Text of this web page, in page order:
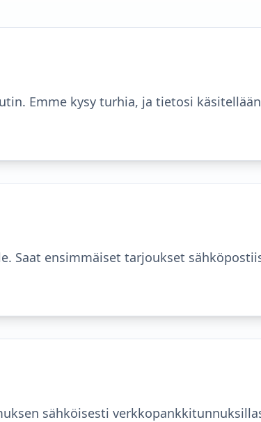
Emme kysy turhia, ja tietosi
Saat ensimmäiset tarjoukset
sähköisesti